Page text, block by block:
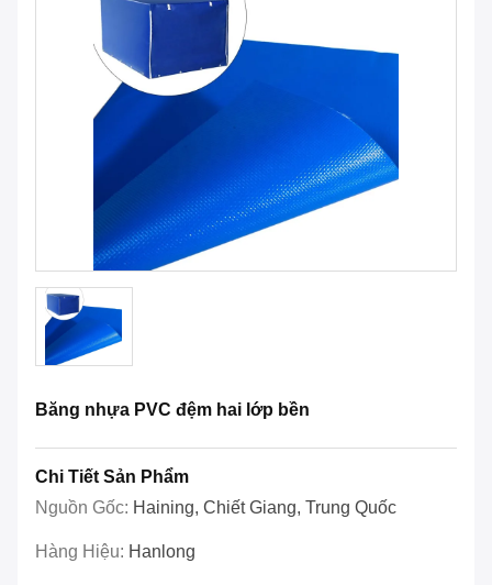
Băng nhựa PVC đệm hai lớp bền
Chi Tiết Sản Phẩm
Nguồn Gốc: Haining, Chiết Giang, Trung Quốc
Hàng Hiệu: Hanlong